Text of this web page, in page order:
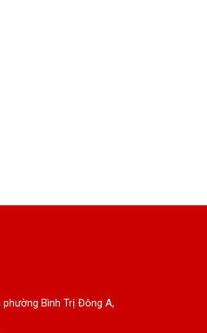
Bình Trị Đông A,